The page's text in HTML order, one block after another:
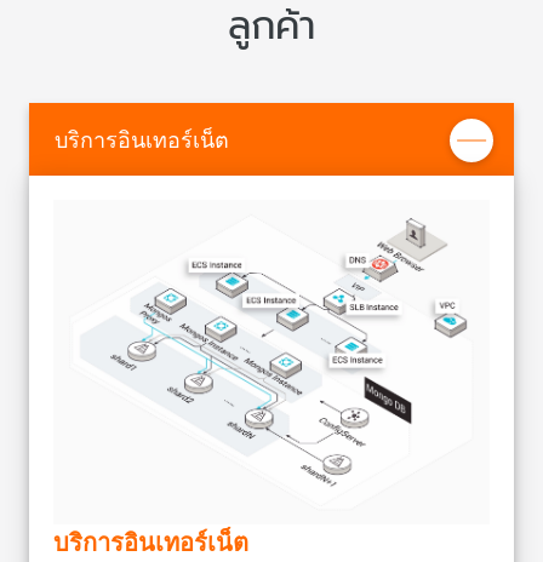
รองรับคลัสเตอร์ที่เป็นแบบ Shard แต่ละคลัสเตอร์จะประกอบ
ด้วยอินสแตนซ์ Mongos, เซตแบบจำลอง Shard และเซตแบบ
ใช้เป็นสถาปัตยกรรมเซตแบบจำลองสามสมาชิก ที่รับประกัน
บริการที่เชื่อถือได้และมีเสถียรภาพ ApsaraDB for MongoDB
ยังช่วยให้คุณปรับเปลี่ยนอินสแตนซ์ Mongos มากมายและเซต
การปรับสเกลที่ยืดหยุ่น
แต่ละ Shard จะรองรับการทำงานของอินพุตและเอาต์พุตได้
สูงสุด 25,600 ต่อวินาที (IOPS) ปริมาณข้อมูลสูงสุดที่แต่ละ
Shard สามารถเก็บได้ คือ 2 TB หนึ่ง Shard สามารถจัดการคิวรี
ได้ 100,000 คิวรีต่อวินาที นอกจากนี้ โหมด Shard จะรองรับ
การปรับสเกลแนวระนาบแบบไม่จำกัด
ความปลอดภัยด้านข้อมูล-การสำรองข้อมูลอัตโนมัติ, การกู้คืน
ข้อมูลอย่างรวดเร็ว และการป้องกันเครือข่ายหลายชั้น
ทำงานร่วมกับ Object Storage Service (OSS) เพื่อรองรับการ
สำรองข้อมูล และป้องกันเครือข่ายของคุณจากกิจกรรม
โจมตีเป็นจำนวนมากเพื่อเพิ่มการทำงานของ Bandwitdth ให้
ช่วยให้คุณทำรายการอนุญาตได้สูงสุดถึง 1,000 IP เพื่อควบคุม
และจัดการการเข้าถึงฐานข้อมูลของคุณ
รองรับการซิงค์ข้อมูลอัตโนมัติระหว่างอินสแตนซ์ของ
ApsaraDB for MongoDB ช่วยให้คุณปรับใช้สถาปัตยกรรม
การกู้คืนจากหายนะ
การรับส่งข้อมูลแบบเหมือนกันและแบบไม่สอดคล้อง
กัน
ข้อมูลระบบคลาวด์ที่หลากหลาย ApsaraDB for MongoDB ยัง
รองรับการรับส่งข้อมูลระหว่างฐานข้อมูล on-premise และ
ฐานข้อมูลระบบคลาวด์ที่หลากหลาย
วิเคราะห์ข้อมูลตามการทำงานร่วมกันของบริการ
ทำงานร่วมกับ E-MapReduce เพื่อช่วยให้การวิเคราะห์ข้อมูลมี
ประสิทธิภาพและง่ายยิ่งขึ้น
แจ้งเตือน ข้อมูลอินสแตนซ์ประกอบด้วย การใช้ประโยชน์
CPU, IOPS, การเชื่อมต่อ และพื้นที่ดิสก์ ฟีเจอร์นี้ช่วยให้คุณ
แพลตฟอร์มจัดการการแสดงภาพจากข้อมูล
ช่วยให้คุณจัดการกิจกรรมที่มีความเสี่ยงสูงและดำเนินการบ่อย
ได้อย่างมีประสิทธิภาพ ทั้งการรีสตาร์ทอินสแตนซ์, การสำรอง
ให้บริการแพลตฟอร์มการจัดการข้อมูลระดับมืออาชีพ (Data
Management Service: DMS) สำหรับการจัดการข้อมูลของ
MongoDB แบบแสดงภาพนี้จะช่วยคุณให้จัดการฐานข้อมูล
ตาราง และคลัสเตอร์อย่างง่ายดาย รวมถึงยกระดับ
ประสิทธิภาพของการพัฒนาและการบำรุงรักษาอีกด้วย
การจัดการเวอร์ชันเคอร์เนลของฐานข้อมูล
รองรับระบบอัปเกรดอัตโนมัติและการแก้จุดบกพร่องอย่าง
รวดเร็ว โดยไม่จำเป็นต้องจัดการเวอร์ชันระบบของคุณ
ApsaraDB for MongoDB ยังเพิ่มประสิทธิภาพการปรับแต่ง
ลูกค้า
บริการอินเทอร์เน็ต
บริการอินเทอร์เน็ต